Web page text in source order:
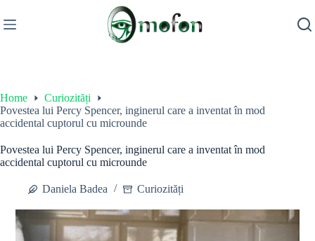
to
content
Home
Curiozități
Povestea lui Percy Spencer, inginerul care a inventat în mod
accidental cuptorul cu microunde
Povestea lui Percy Spencer, inginerul care a inventat în mod
accidental cuptorul cu microunde
Daniela Badea Curiozități